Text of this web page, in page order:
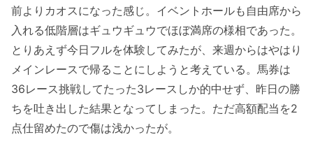
前よりカオスになった感じ。イベントホールも自由席から
入れる低階層はギュウギュウでほぼ満席の様相であった。
とりあえず今日フルを体験してみたが、来週からはやはり
メインレースで帰ることにしようと考えている。馬券は
36レース挑戦してたった3レースしか的中せず、昨日の勝
ちを吐き出した結果となってしまった。ただ高額配当を2
点仕留めたので傷は浅かったが。